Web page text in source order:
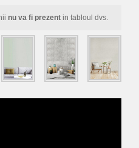
nu va fi prezent in tabloul dvs.